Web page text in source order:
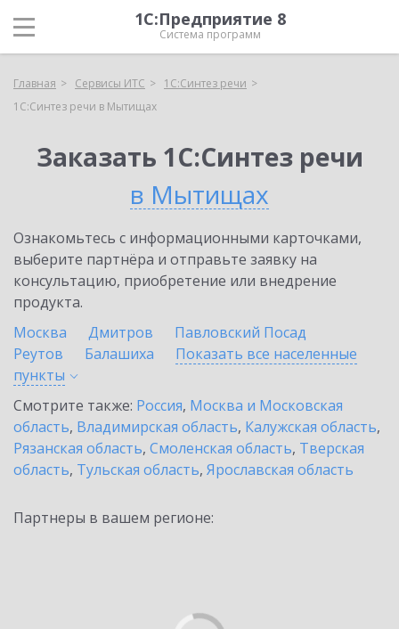
1С:Предприятие 8
Система программ
Главная Сервисы ИТС
1С:Синтез речи
1С:Синтез речи в Мытищах
Заказать 1С:Синтез речи
в Мытищах
Ознакомьтесь с информационными карточками,
выберите партнёра и отправьте заявку на
консультацию, приобретение или внедрение
продукта.
Москва
Дмитров
Павловский Посад
Реутов
Балашиха
Показать все населенные
пункты
Смотрите также: Россия, Москва и Московская
область, Владимирская область, Калужская область,
Рязанская область, Смоленская область, Тверская
область, Тульская область, Ярославская область
Партнеры в вашем регионе: